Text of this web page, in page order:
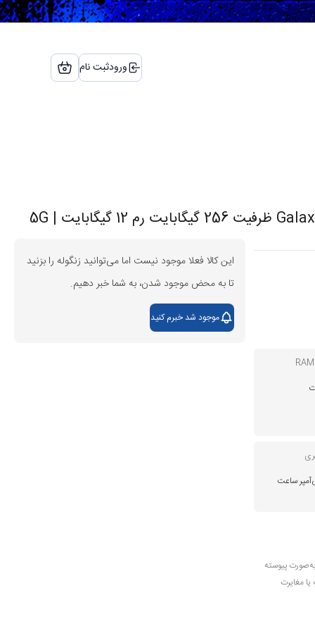
ورودثبت نام
پیوسته
یا مغایرت
این کالا فعلا موجود نیست اما می‌توانید زنگوله را بزنید
تا به محض موجود شدن، به شما خبر دهیم.
موجود شد خبرم کنید